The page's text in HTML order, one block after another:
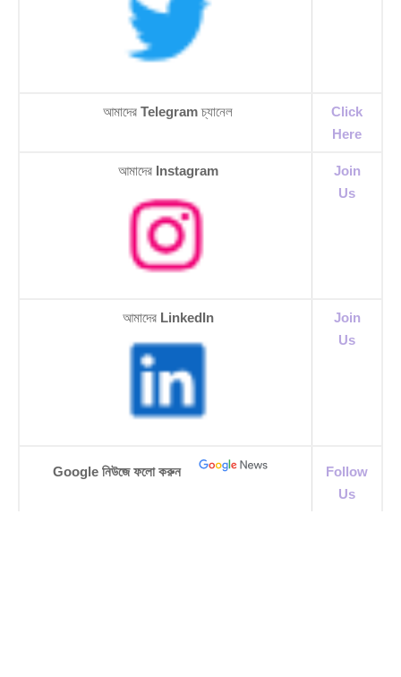
আমাদের Telegramচ্যানেল
Click
Here
আমাদের Instagram
Join
Us
আমাদের LinkedIn
Join
Us
Google নিউজে ফলো করুন
Follow
Us